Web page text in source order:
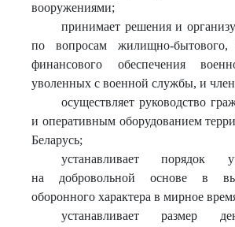
вооружениями;
принимает решения и
по вопросам жилищно-бытового,
финансового обеспечения
уволенных с военной службы, и
осуществляет руководство
и оперативным оборудованием
Беларусь;
устанавливает порядок
на добровольной основе в
оборонного характера в мирное
устанавливает размер